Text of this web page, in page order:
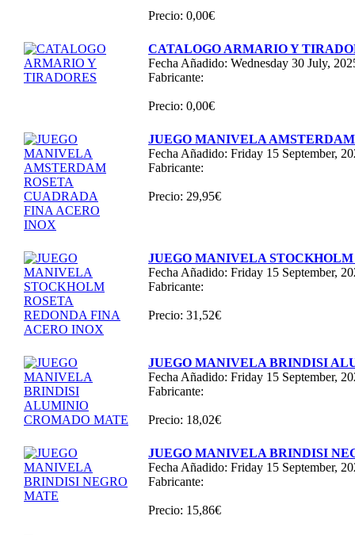
Precio: 0,00€
CATALOGO ARMARIO Y
Fecha Añadido: Wednesday 30 July,
Fabricante:
Precio: 0,00€
JUEGO MANIVELA
Fecha Añadido: Friday 15 September,
Fabricante:
Precio: 29,95€
JUEGO MANIVELA
Fecha Añadido: Friday 15 September,
Fabricante:
Precio: 31,52€
JUEGO MANIVELA BRINDISI
Fecha Añadido: Friday 15 September,
Fabricante:
Precio: 18,02€
JUEGO MANIVELA BRINDISI
Fecha Añadido: Friday 15 September,
Fabricante:
Precio: 15,86€